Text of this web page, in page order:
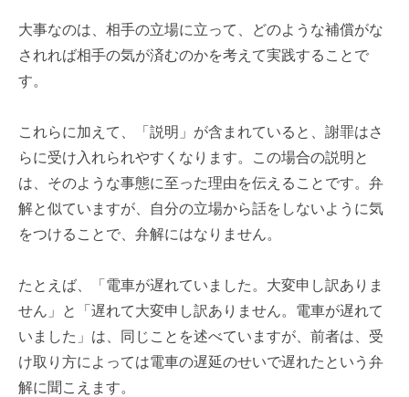
大事なのは、相手の立場に立って、どのような補償がな
されれば相手の気が済むのかを考えて実践することで
す。
これらに加えて、「説明」が含まれていると、謝罪はさ
らに受け入れられやすくなります。この場合の説明と
は、そのような事態に至った理由を伝えることです。弁
解と似ていますが、自分の立場から話をしないように気
をつけることで、弁解にはなりません。
たとえば、「電車が遅れていました。大変申し訳ありま
せん」と「遅れて大変申し訳ありません。電車が遅れて
いました」は、同じことを述べていますが、前者は、受
け取り方によっては電車の遅延のせいで遅れたという弁
解に聞こえます。